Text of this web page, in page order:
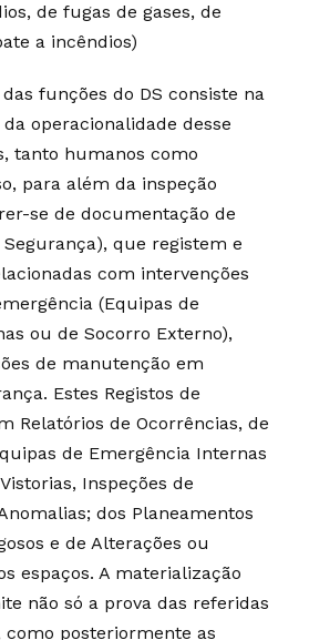
de fugas de gases, de
a incêndios)
funções do DS consiste na
operacionalidade desse
tanto humanos como
para além da inspeção
se de documentação de
Segurança), que registem e
com intervenções
(Equipas de
ou de Socorro Externo),
de manutenção em
Estes Registos de
Relatórios de Ocorrências, de
de Emergência Internas
Inspeções de
dos Planeamentos
e de Alterações ou
espaços. A materialização
não só a prova das referidas
como posteriormente as